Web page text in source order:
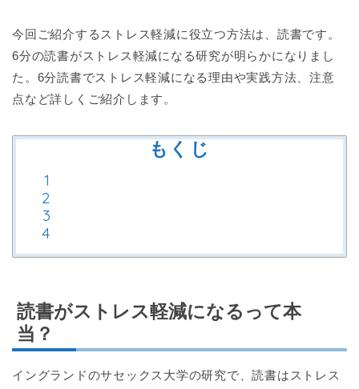
今回ご紹介するストレス軽減に役立つ方法は、読書です。
6分の読書がストレス軽減になる研究が明らかになりまし
た。6分読書でストレス軽減になる理由や実践方法、注意
点など詳しくご紹介します。
もくじ
読書がストレス軽減になるって本
当？
イングランドのサセックス大学の研究で、読書はストレス